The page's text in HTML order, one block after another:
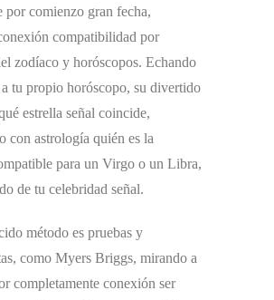
por comienzo gran fecha,
compatibilidad por
zodíaco y horóscopos. Echando
tu propio horóscopo, su divertido
estrella señal coincide,
con astrología quién es la
para un Virgo o un Libra,
de tu celebridad señal.
método es pruebas y
como Myers Briggs, mirando a
completamente conexión ser